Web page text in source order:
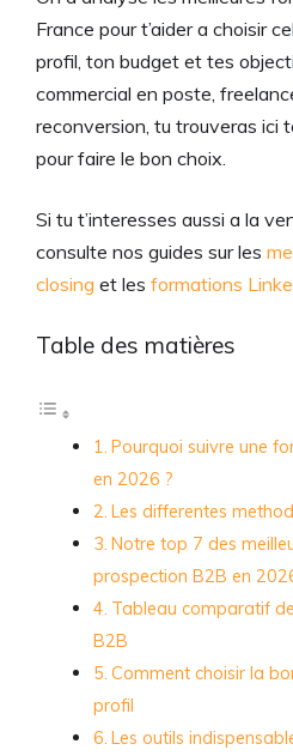
France pour t’aider a choisir
profil, ton budget et tes
commercial en poste,
reconversion, tu trouveras ici
pour faire le bon choix.
Si tu t’interesses aussi a la
consulte nos guides sur les
closing et les formations
Table des matières
Pourquoi suivre une
en 2026 ?
Les differentes
Notre top 7 des
prospection B2B en
Tableau comparatif
B2B
Comment choisir la
profil
Les outils